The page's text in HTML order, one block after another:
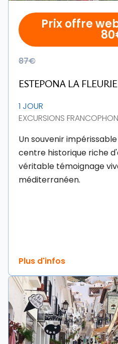
Prix offre
87€
ESTEPONA LA
1 JOUR
EXCURSIONS
Un souvenir
centre historique riche
véritable témoignage
méditerranéen.